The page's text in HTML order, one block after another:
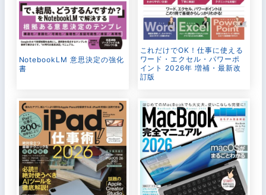
NotebookLM 意思決定の強化
書
これだけでOK！仕事に使える
ワード・エクセル・パワーポ
イント 2026年 増補・最新改
訂版